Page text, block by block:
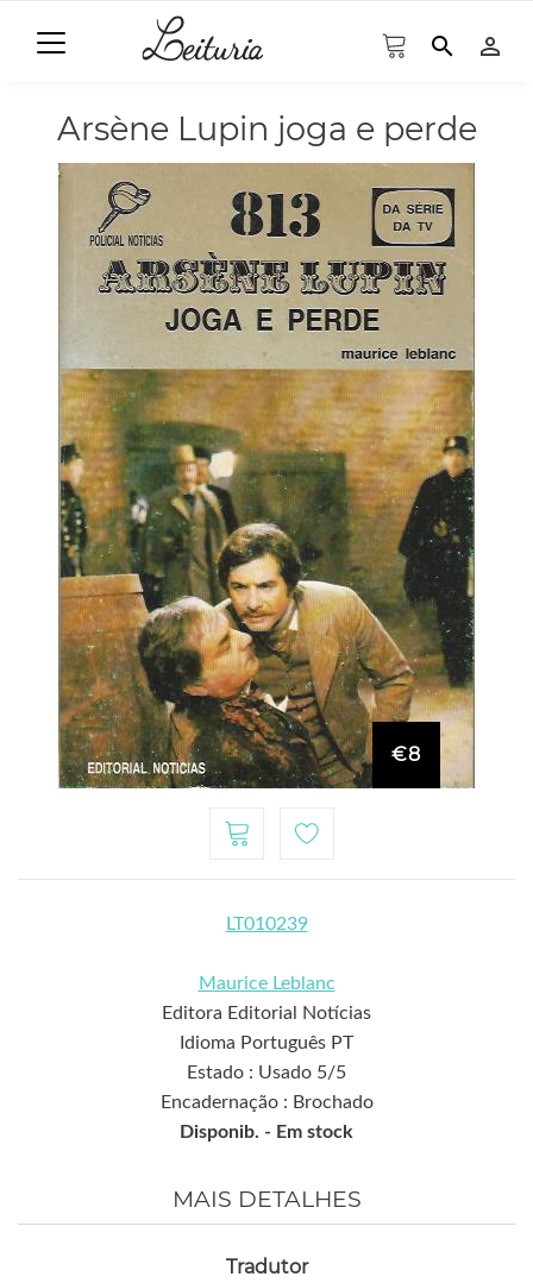
search person_outline
Arsène Lupin joga e perde
€8
LT010239
Maurice Leblanc
Editora Editorial Notícias
Idioma Português PT
Estado : Usado 5/5
Encadernação : Brochado
Disponib. - Em stock
MAIS DETALHES
Tradutor